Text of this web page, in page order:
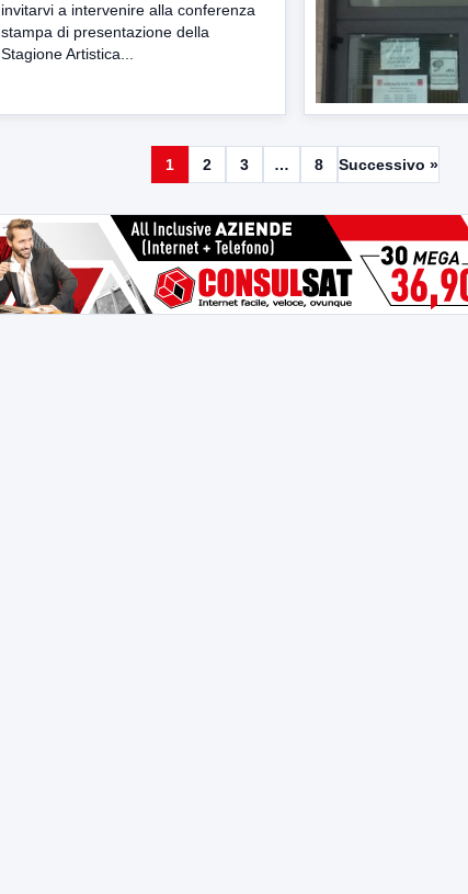
invitarvi a intervenire alla conferenza
stampa di presentazione della
Stagione Artistica...
1 2 3 … 8 Successivo »